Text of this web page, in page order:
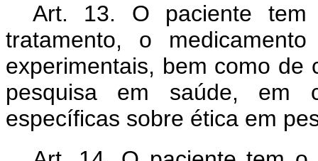
Art. 13. O paciente
tratamento, o
experimentais, bem como de
pesquisa em saúde, em
específicas sobre ética em